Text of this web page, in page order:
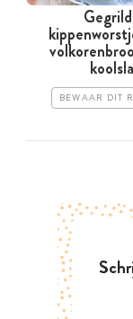
koolsla
BEWAAR DIT